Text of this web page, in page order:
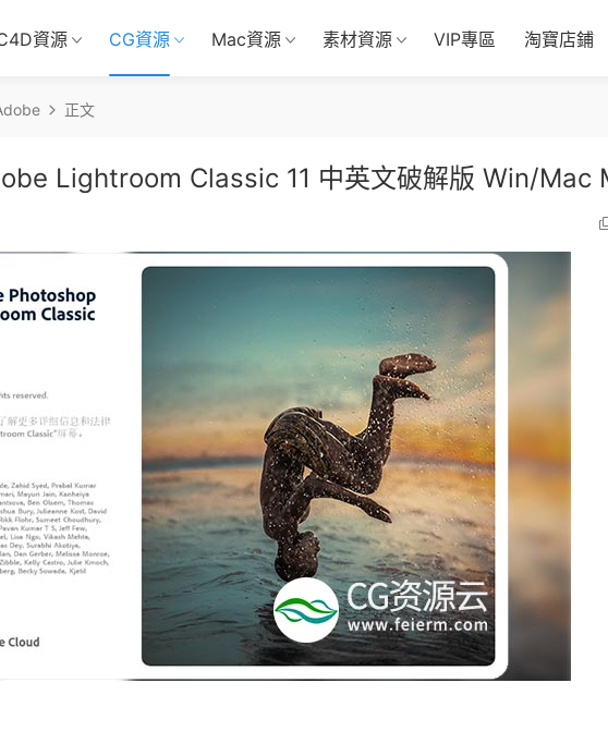
資源 CG資源 Mac資源 素材資源 VIP專區 淘寶店鋪
正文
Lightroom Classic 11 中英文破解版 Win/Mac